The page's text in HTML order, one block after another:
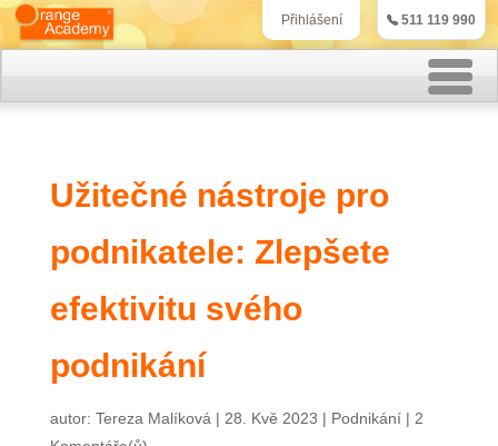
Přihlášení 511 119 990
Kurzy účetnictví
Kurzy personalistiky
Kurzy marketingu
Jazykové kurzy
Užitečné nástroje pro
podnikatele: Zlepšete
efektivitu svého
podnikání
autor: Tereza Malíková | 28. Kvě 2023 | Podnikání| 2